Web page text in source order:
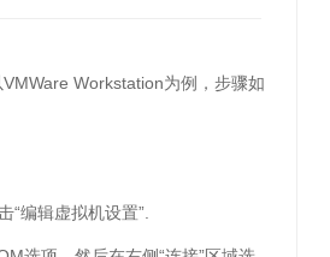
Workstation为例，步骤如
“编辑虚拟机设置”.